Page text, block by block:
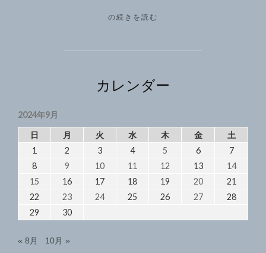
取
は
Store
た
"I-
種
変
り
は
APPLE
STORE
SOFTBANK
の続きを読む
カレンダー
2024年9月
日
月 火 水 木 金
土
1
2 3 4 5 6
7
8
9 10 11 12 13
14
15
16 17 18 19 20
21
22
23 24 25 26 27
28
29
30
« 8月 10月 »